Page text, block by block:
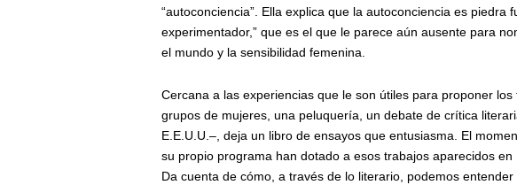
“autoconciencia”. Ella explica que la autoconciencia es piedra
experimentador,” que es el que le parece aún ausente para
el mundo y la sensibilidad femenina.
Cercana a las experiencias que le son útiles para proponer
grupos de mujeres, una peluquería, un debate de crítica
E.E.U.U.–, deja un libro de ensayos que entusiasma. El
su propio programa han dotado a esos trabajos aparecidos en
Da cuenta de cómo, a través de lo literario, podemos